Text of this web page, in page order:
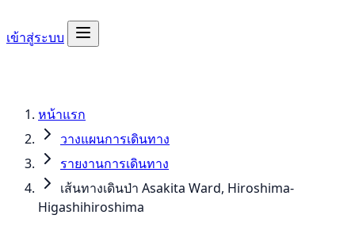
เข้าสู่ระบบ
หน้าแรก
วางแผนการเดินทาง
รายงานการเดินทาง
เส้นทางเดินป่า Asakita Ward, Hiroshima-
Higashihiroshima